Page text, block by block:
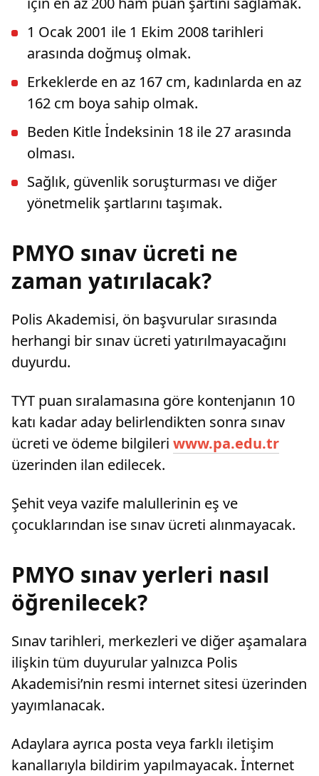
1 Ocak 2001 ile 1 Ekim 2008 tarihleri
arasında doğmuş olmak.
Erkeklerde en az 167 cm, kadınlarda en az
162 cm boya sahip olmak.
Beden Kitle İndeksinin 18 ile 27 arasında
olması.
Sağlık, güvenlik soruşturması ve diğer
yönetmelik şartlarını taşımak.
PMYO sınav ücreti ne
zaman yatırılacak?
Polis Akademisi, ön başvurular sırasında
herhangi bir sınav ücreti yatırılmayacağını
duyurdu.
TYT puan sıralamasına göre kontenjanın 10
katı kadar aday belirlendikten sonra sınav
ücreti ve ödeme bilgileri www.pa.edu.tr
üzerinden ilan edilecek.
Şehit veya vazife malullerinin eş ve
çocuklarından ise sınav ücreti alınmayacak.
PMYO sınav yerleri nasıl
öğrenilecek?
Sınav tarihleri, merkezleri ve diğer aşamalara
ilişkin tüm duyurular yalnızca Polis
Akademisi’nin resmi internet sitesi üzerinden
yayımlanacak.
Adaylara ayrıca posta veya farklı iletişim
kanallarıyla bildirim yapılmayacak. İnternet